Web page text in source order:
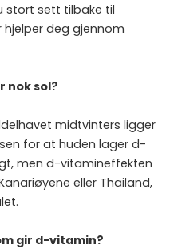
stort sett tilbake til
hjelper deg gjennom
nok sol?
midtvinters ligger
for at huden lager d-
men d-vitamineffekten
eller Thailand,
gir d-vitamin?